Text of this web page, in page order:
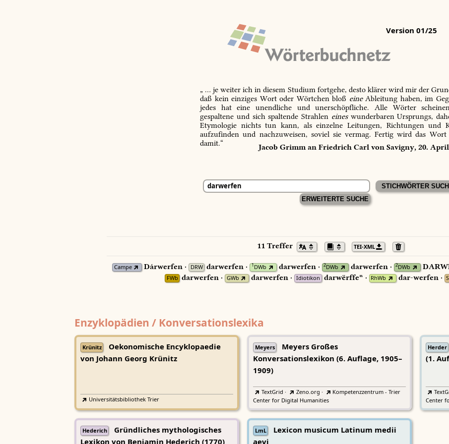
Version 01/25
„ … je weiter ich in diesem Studium fortgehe, desto klärer wird mir der
daß kein einziges Wort oder Wörtchen bloß eineAbleitung haben, im
jedes hat eine unendliche und unerschöpfliche. Alle Wörter
gespaltene und sich spaltende Strahlen eineswunderbaren Ursprungs,
Etymologie nichts tun kann, als einzelne Leitungen, Richtungen und
aufzufinden und nachzuweisen, soviel sie vermag. Fertig wird das
damit.“
Jacob Grimm an Friedrich Carl von Savigny, 20. April
ERWEITERTE SUCHE
11 Treffer TEI-XML
Campe Dárwerfen · DRW darwerfen · 1DWb darwerfen · 2DWb darwerfen · 2DWb
FWb darwerfen · GWb darwerfen · Idiotikon darwërffeⁿ · RhWb dar-werfen ·
Enzyklopädien / Konversationslexika
Krünitz
Oekonomische Encyklopaedie
von Johann Georg Krünitz
Universitätsbibliothek Trier
Meyers
Meyers Großes
Konversationslexikon (6. Auflage, 1905–
1909)
TextGrid · Zeno.org ·
Kompetenzzentrum - Trier
Center for Digital Humanities
Herder
(1.
Center
Hederich
Gründliches mythologisches
LmL
Lexicon musicum Latinum medii